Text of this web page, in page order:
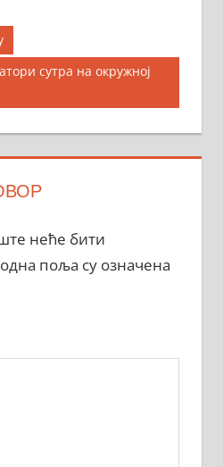
сутра на окружној
неће бити
поља су означена